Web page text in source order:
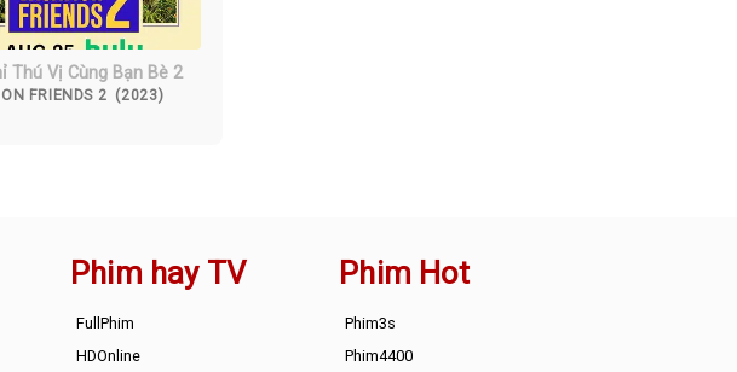
Thú Vị Cùng Bạn Bè 2
FRIENDS 2 (2023)
Phim hay TV
FullPhim
HDOnline
Phim Hot
Phim3s
Phim4400